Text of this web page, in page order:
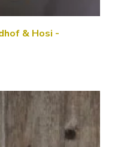
& Hosi -